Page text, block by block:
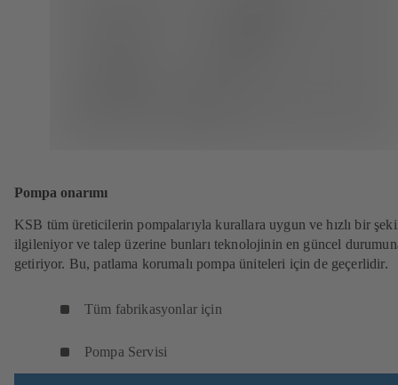
Pompa onarımı
KSB tüm üreticilerin pompalarıyla kurallara uygun ve hızlı bir
ilgileniyor ve talep üzerine bunları teknolojinin en güncel
getiriyor. Bu, patlama korumalı pompa üniteleri için de geçerlidir.
Tüm fabrikasyonlar için
Pompa Servisi